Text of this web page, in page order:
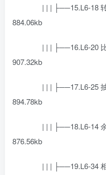
| | | ├──15.L6-18 转
884.06kb
| | | ├──16.L6-20 比
907.32kb
| | | ├──17.L6-25
894.78kb
| | | ├──18.L6-14 余
876.56kb
| | | ├──19.L6-34